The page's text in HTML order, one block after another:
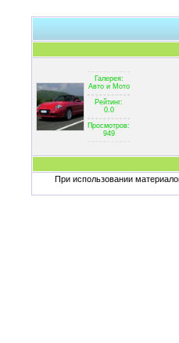
Галерея:
Авто и Мото
Рейтинг:
0.0
Просмотров:
949
При использовании